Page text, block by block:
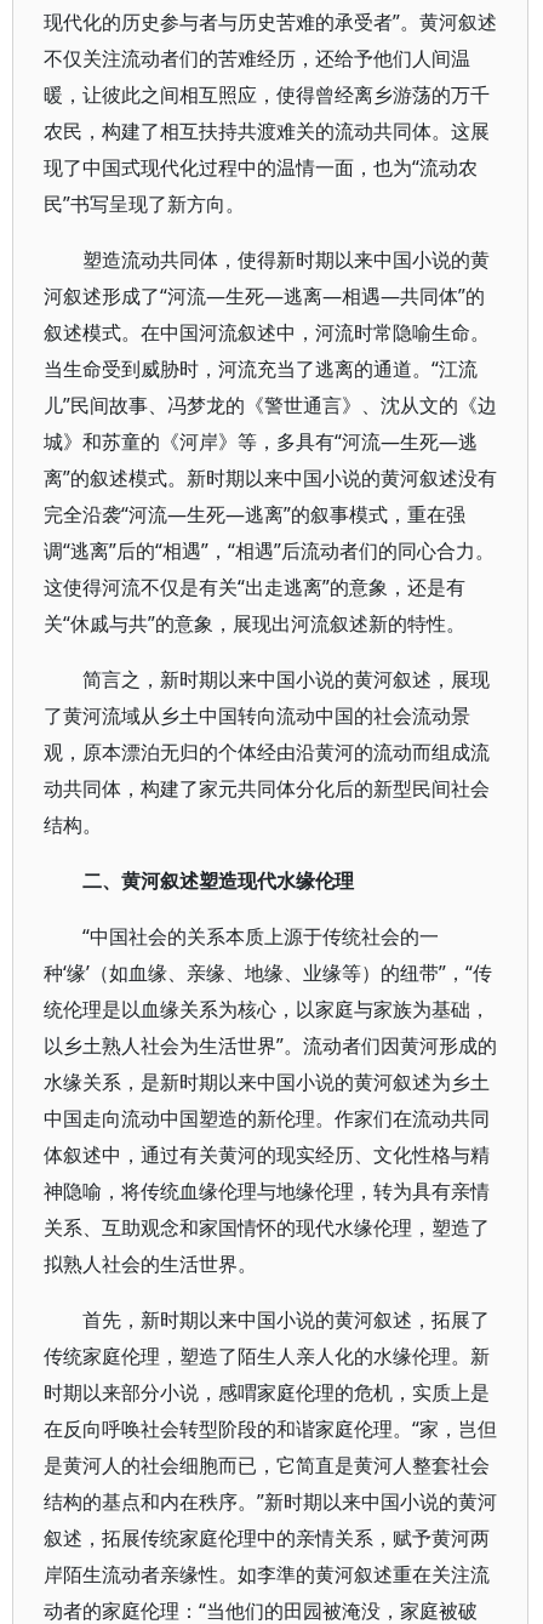
现代化的历史参与者与历史苦难的承受者”。黄河叙述
不仅关注流动者们的苦难经历，还给予他们人间温
暖，让彼此之间相互照应，使得曾经离乡游荡的万千
农民，构建了相互扶持共渡难关的流动共同体。这展
现了中国式现代化过程中的温情一面，也为“流动农
民”书写呈现了新方向。
塑造流动共同体，使得新时期以来中国小说的黄
河叙述形成了“河流—生死—逃离—相遇—共同体”的
叙述模式。在中国河流叙述中，河流时常隐喻生命。
当生命受到威胁时，河流充当了逃离的通道。“江流
儿”民间故事、冯梦龙的《警世通言》、沈从文的《边
城》和苏童的《河岸》等，多具有“河流—生死—逃
离”的叙述模式。新时期以来中国小说的黄河叙述没有
完全沿袭“河流—生死—逃离”的叙事模式，重在强
调“逃离”后的“相遇”，“相遇”后流动者们的同心合力。
这使得河流不仅是有关“出走逃离”的意象，还是有
关“休戚与共”的意象，展现出河流叙述新的特性。
简言之，新时期以来中国小说的黄河叙述，展现
了黄河流域从乡土中国转向流动中国的社会流动景
观，原本漂泊无归的个体经由沿黄河的流动而组成流
动共同体，构建了家元共同体分化后的新型民间社会
结构。
二、黄河叙述塑造现代水缘伦理
“中国社会的关系本质上源于传统社会的一
种‘缘’（如血缘、亲缘、地缘、业缘等）的纽带”，“传
统伦理是以血缘关系为核心，以家庭与家族为基础，
以乡土熟人社会为生活世界”。流动者们因黄河形成的
水缘关系，是新时期以来中国小说的黄河叙述为乡土
中国走向流动中国塑造的新伦理。作家们在流动共同
体叙述中，通过有关黄河的现实经历、文化性格与精
神隐喻，将传统血缘伦理与地缘伦理，转为具有亲情
关系、互助观念和家国情怀的现代水缘伦理，塑造了
拟熟人社会的生活世界。
首先，新时期以来中国小说的黄河叙述，拓展了
传统家庭伦理，塑造了陌生人亲人化的水缘伦理。新
时期以来部分小说，感喟家庭伦理的危机，实质上是
在反向呼唤社会转型阶段的和谐家庭伦理。“家，岂但
是黄河人的社会细胞而已，它简直是黄河人整套社会
结构的基点和内在秩序。”新时期以来中国小说的黄河
叙述，拓展传统家庭伦理中的亲情关系，赋予黄河两
岸陌生流动者亲缘性。如李準的黄河叙述重在关注流
动者的家庭伦理：“当他们的田园被淹没，家庭被破